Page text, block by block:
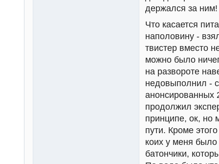
держался за ним!
Что касается
наполовину -
твистер вместо
можно было
на развороте
недовыполнил -
анонсированных
продолжил
принципе, ок, но
пути. Кроме
коих у меня
батончики,